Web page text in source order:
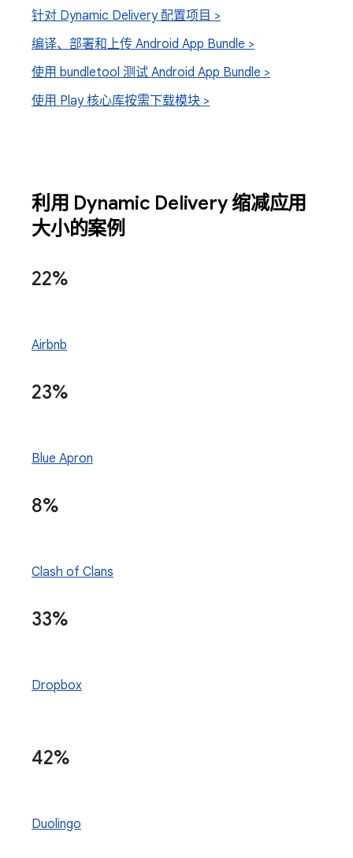
针对 Dynamic Delivery 配置项目 >
编译、部署和上传 Android App Bundle >
使用 bundletool 测试 Android App Bundle >
使用 Play 核心库按需下载模块 >
利用 Dynamic Delivery 缩减应用
大小的案例
22%
Airbnb
23%
Blue Apron
8%
Clash of Clans
33%
Dropbox
42%
Duolingo